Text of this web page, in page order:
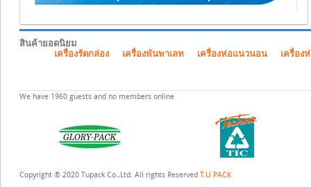
สินค้ายอดนิยม
เครื่องรัดกล่อง
เครื่องพันพาเลท เครื่องห่อแนวนอน เครื่อง
We have 1960 guests and no members online
Copyright ® 2020 Tupack Co.,Ltd. All rights Reserved T.U PACK